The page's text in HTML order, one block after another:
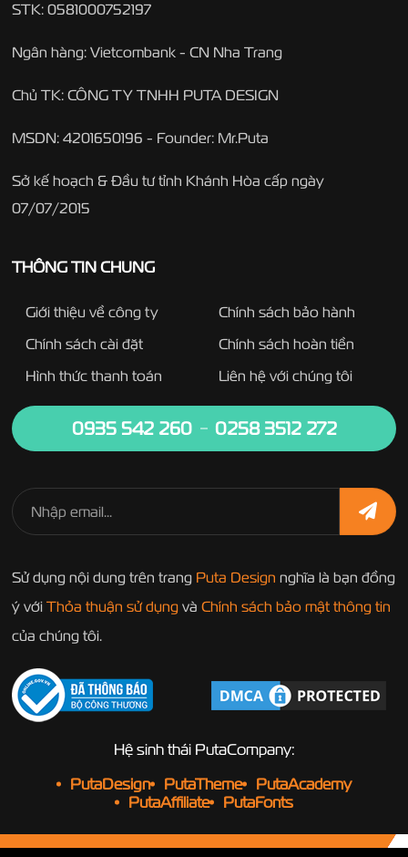
STK: 0581000752197
Ngân hàng: Vietcombank - CN Nha Trang
Chủ TK: CÔNG TY TNHH PUTA DESIGN
MSDN: 4201650196 - Founder: Mr.Puta
Sở kế hoạch & Đầu tư tỉnh Khánh Hòa cấp ngày
07/07/2015
THÔNG TIN CHUNG
Giới thiệu về công ty
Chính sách bảo hành
Chính sách cài đặt
Chính sách hoàn tiền
Hình thức thanh toán
Liên hệ với chúng tôi
0935 542 260 0258 3512 272
Sử dụng nội dung trên trang Puta Design nghĩa là bạn đồng
ý với Thỏa thuận sử dụngvà Chính sách bảo mật thông tin
của chúng tôi.
Hệ sinh thái PutaCompany:
PutaDesign
PutaTheme
PutaAcademy
PutaAffiliate
PutaFonts